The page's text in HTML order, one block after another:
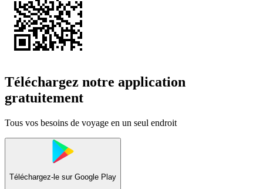
Téléchargez notre application
gratuitement
Tous vos besoins de voyage en un seul endroit
Téléchargez-le sur Google Play